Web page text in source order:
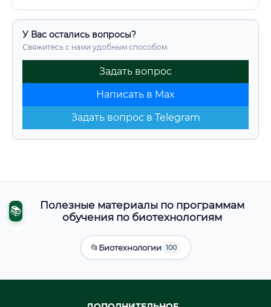
У Вас остались вопросы?
Свяжитесь с нами удобным способом:
Задать вопрос
Написать в Max
Задать вопрос в Telegram
📚
Полезные материалы по программам
обучения по биотехнологиям
📂Биотехнологии 100